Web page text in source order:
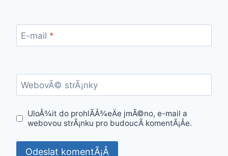
E-mail *
WebovÃ© strÃ¡nky
UloÅ¾it do prohlÃ­Å¾eÄe jmÃ©no, e-mail a
webovou strÃ¡nku pro budoucÃ­ komentÃ¡Åe.